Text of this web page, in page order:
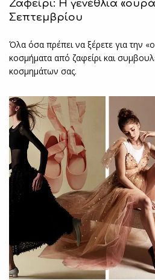
Ζαφείρι: Η γενέθλια
Σεπτεμβρίου
Όλα όσα πρέπει να ξέρετε για την
κοσμήματα από ζαφείρι και
κοσμημάτων σας.